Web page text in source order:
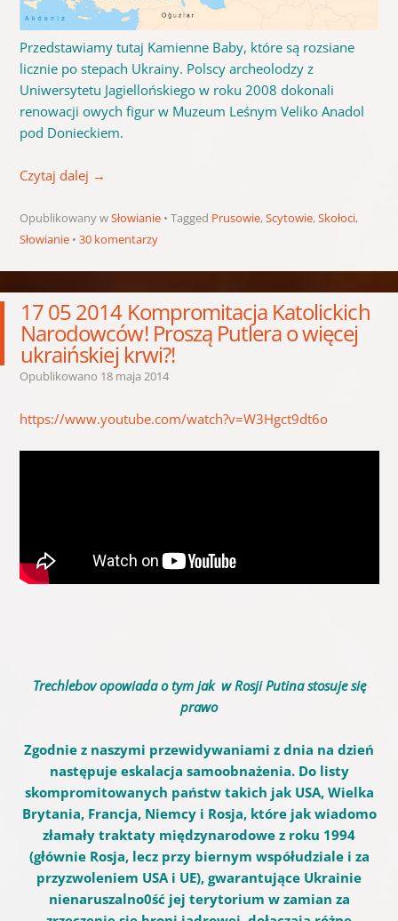
Przedstawiamy tutaj Kamienne Baby, które są rozsiane
licznie po stepach Ukrainy. Polscy archeolodzy z
Uniwersytetu Jagiellońskiego w roku 2008 dokonali
renowacji owych figur w Muzeum Leśnym Veliko Anadol
pod Donieckiem.
Czytaj dalej →
Opublikowany wSłowianie Tagged Prusowie,Scytowie,Skołoci,
Słowianie
30 komentarzy
17 05 2014 Kompromitacja Katolickich
Narodowców! Proszą Putlera o więcej
ukraińskiej krwi?!
Opublikowano 18 maja 2014
https://www.youtube.com/watch?v=W3Hgct9dt6o
Trechlebov opowiada o tym jak w Rosji Putinastosuje się
prawo
Zgodnie z naszymi przewidywaniami z dnia na dzień
następuje eskalacja samoobnażenia. Do listy
skompromitowanych państw takich jak USA, Wielka
Brytania, Francja, Niemcy i Rosja, które jak wiadomo
złamały traktaty międzynarodowe z roku 1994
(głównie Rosja, lecz przy biernym współudziale i za
przyzwoleniem USA i UE), gwarantujące Ukrainie
nienaruszalno0ść jej terytorium w zamian za